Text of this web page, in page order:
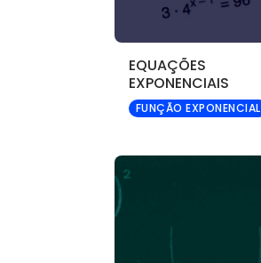
EQUAÇÕES
EXPONENCIAIS
FUNÇÃO EXPONENCIAL